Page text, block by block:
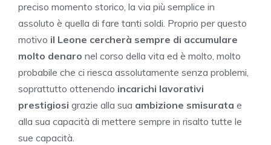
preciso momento storico, la via più semplice in
assoluto è quella di fare tanti soldi. Proprio per questo
motivo il Leone cercherà sempre di accumulare
molto denaro nel corso della vita ed è molto, molto
probabile che ci riesca assolutamente senza problemi,
soprattutto ottenendo incarichi lavorativi
prestigiosi grazie alla sua ambizione smisurata e
alla sua capacità di mettere sempre in risalto tutte le
sue capacità.